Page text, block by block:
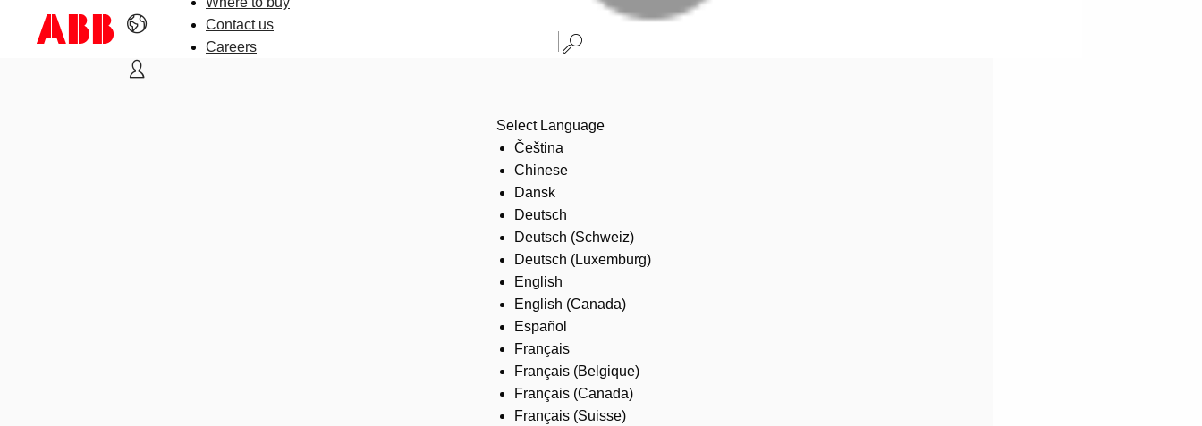
Contact us
Careers
Select Language
Čeština
Chinese
Dansk
Deutsch
Deutsch (Schweiz)
Deutsch (Luxemburg)
English
English (Canada)
Español
Français
Français (Belgique)
Français (Canada)
Français (Suisse)